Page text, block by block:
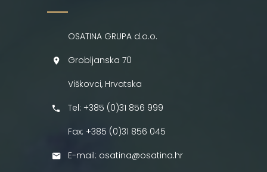
OSATINA GRUPA d.o.o.
Grobljanska 70
Viškovci, Hrvatska
Tel: +385 (0)31 856 999
Fax: +385 (0)31 856 045
E-mail: osatina@osatina.hr